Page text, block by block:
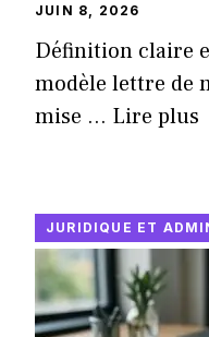
JUIN 8, 2026
Définition claire
modèle lettre de
mise ... Lire plus
JURIDIQUE ET